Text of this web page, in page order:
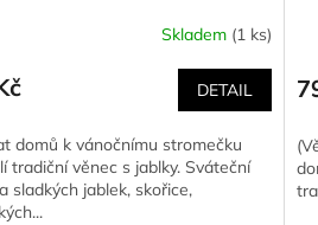
Skladem (1 ks)
DETAIL
domů k vánočnímu stromečku
tradiční věnec s jablky. Sváteční
sladkých jablek, skořice,